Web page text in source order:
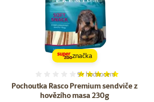
Pochoutka Rasco Premium sendviče z
hovězího masa 230g
Hodnocení 100%, počet
9× hodnocení
značka